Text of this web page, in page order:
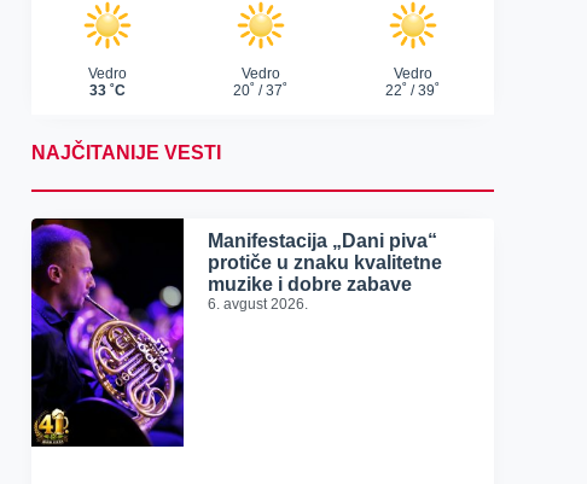
NAJČITANIJE VESTI
Manifestacija „Dani piva“
protiče u znaku kvalitetne
muzike i dobre zabave
6. avgust 2026.